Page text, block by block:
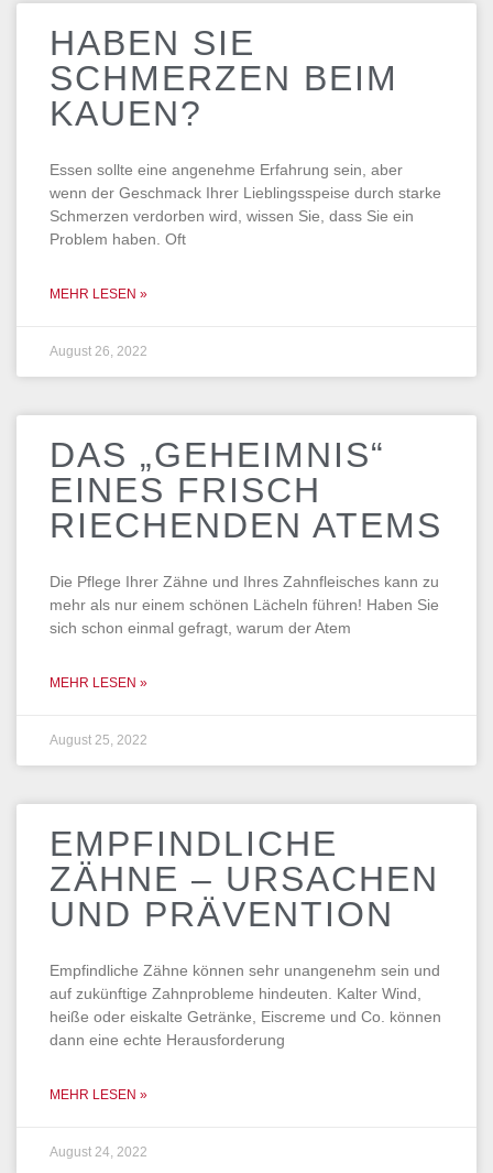
HABEN SIE
SCHMERZEN BEIM
KAUEN?
Essen sollte eine angenehme Erfahrung sein, aber
wenn der Geschmack Ihrer Lieblingsspeise durch starke
Schmerzen verdorben wird, wissen Sie, dass Sie ein
Problem haben. Oft
MEHR LESEN »
August 26, 2022
DAS „GEHEIMNIS“
EINES FRISCH
RIECHENDEN ATEMS
Die Pflege Ihrer Zähne und Ihres Zahnfleisches kann zu
mehr als nur einem schönen Lächeln führen! Haben Sie
sich schon einmal gefragt, warum der Atem
MEHR LESEN »
August 25, 2022
EMPFINDLICHE
ZÄHNE – URSACHEN
UND PRÄVENTION
Empfindliche Zähne können sehr unangenehm sein und
auf zukünftige Zahnprobleme hindeuten. Kalter Wind,
heiße oder eiskalte Getränke, Eiscreme und Co. können
dann eine echte Herausforderung
MEHR LESEN »
August 24, 2022